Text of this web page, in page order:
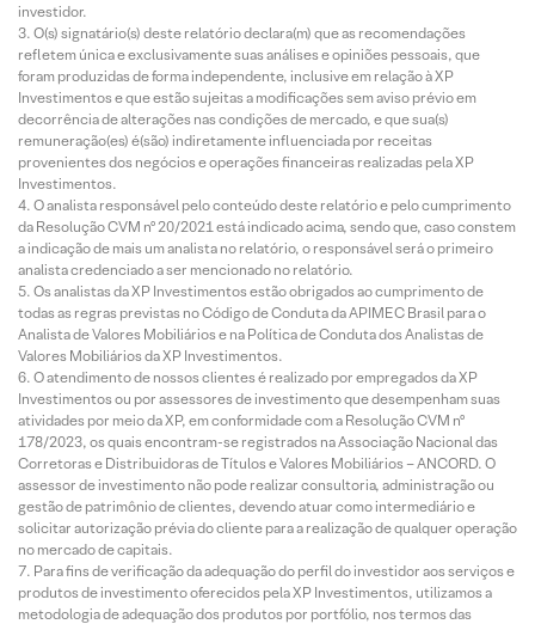
investidor.
O(s) signatário(s) deste relatório declara(m) que as recomendações
refletem única e exclusivamente suas análises e opiniões pessoais, que
foram produzidas de forma independente, inclusive em relação à XP
Investimentos e que estão sujeitas a modificações sem aviso prévio em
decorrência de alterações nas condições de mercado, e que sua(s)
remuneração(es) é(são) indiretamente influenciada por receitas
provenientes dos negócios e operações financeiras realizadas pela XP
Investimentos.
O analista responsável pelo conteúdo deste relatório e pelo cumprimento
da Resolução CVM nº 20/2021 está indicado acima, sendo que, caso constem
a indicação de mais um analista no relatório, o responsável será o primeiro
analista credenciado a ser mencionado no relatório.
Os analistas da XP Investimentos estão obrigados ao cumprimento de
todas as regras previstas no Código de Conduta da APIMEC Brasil para o
Analista de Valores Mobiliários e na Política de Conduta dos Analistas de
Valores Mobiliários da XP Investimentos.
O atendimento de nossos clientes é realizado por empregados da XP
Investimentos ou por assessores de investimento que desempenham suas
atividades por meio da XP, em conformidade com a Resolução CVM nº
178/2023, os quais encontram-se registrados na Associação Nacional das
Corretoras e Distribuidoras de Títulos e Valores Mobiliários – ANCORD. O
assessor de investimento não pode realizar consultoria, administração ou
gestão de patrimônio de clientes, devendo atuar como intermediário e
solicitar autorização prévia do cliente para a realização de qualquer operação
no mercado de capitais.
Para fins de verificação da adequação do perfil do investidor aos serviços e
produtos de investimento oferecidos pela XP Investimentos, utilizamos a
metodologia de adequação dos produtos por portfólio, nos termos das